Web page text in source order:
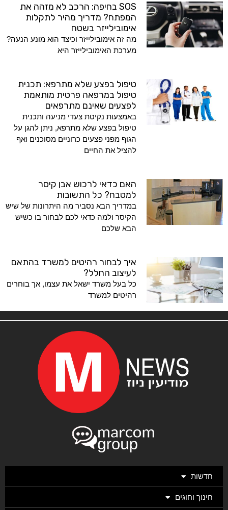
SOS בחיפה: הרכב לא מזהה את
המפתח? מדריך מהיר לתקלות
אימובילייזר בשטח
מה זה אימובילייזר וכיצד הוא מונע הנעה?
מערכת האימובילייזר היא
טיפול בפצע שלא מתרפא: תכנית
טיפול במרפאה פרטית מותאמת
לפצעים שאינם מתרפאים
באמצעות נקיטת צעדי מניעה ותכנית
טיפול בפצע שלא מתרפא, ניתן להגן על
הגוף מפני פצעים כרוניים מסוכנים ואף
להציל את החיים
האם כדאי לרכוש אבן קיסר
למטבח? כל התשובות
במדריך הבא נסביר מה היתרונות של שיש
הקיסר ולמה כדאי לכם לבחור בו כשיש
הבא שלכם
איך לבחור רהיטים למשרד בהתאם
לעיצוב החלל?
כל בעל משרד ישאל את עצמו, אך בוחרים
רהיטים למשרד
חדשות
חינוך וחוגים